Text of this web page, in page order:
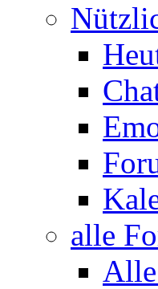
alle
Alle